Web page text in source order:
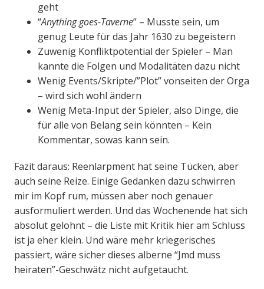
geht
“Anything goes-Taverne” – Musste sein, um
genug Leute für das Jahr 1630 zu begeistern
Zuwenig Konfliktpotential der Spieler – Man
kannte die Folgen und Modalitäten dazu nicht
Wenig Events/Skripte/”Plot” vonseiten der Orga
– wird sich wohl ändern
Wenig Meta-Input der Spieler, also Dinge, die
für alle von Belang sein könnten – Kein
Kommentar, sowas kann sein.
Fazit daraus: Reenlarpment hat seine Tücken, aber
auch seine Reize. Einige Gedanken dazu schwirren
mir im Kopf rum, müssen aber noch genauer
ausformuliert werden. Und das Wochenende hat sich
absolut gelohnt – die Liste mit Kritik hier am Schluss
ist ja eher klein. Und wäre mehr kriegerisches
passiert, wäre sicher dieses alberne “Jmd muss
heiraten”-Geschwätz nicht aufgetaucht.